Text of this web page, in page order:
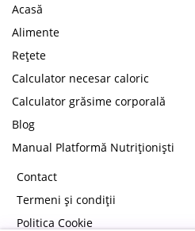
Acasă
Alimente
Rețete
Calculator necesar caloric
Calculator grăsime corporală
Blog
Manual Platformă Nutriționiști
Contact
Termeni și condiții
Politica Cookie